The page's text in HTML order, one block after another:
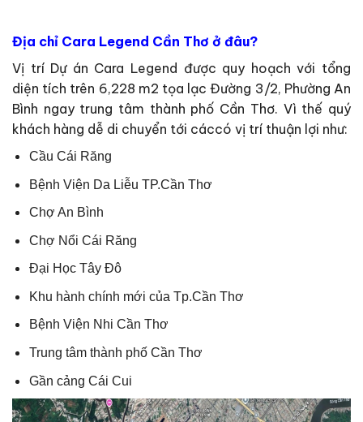
Địa chỉ Cara Legend Cần Thơ ở đâu?
Vị trí Dự án Cara Legend được quy hoạch với tổng
diện tích trên 6,228 m2 tọa lạc Đường 3/2, Phường An
Bình ngay trung tâm thành phố Cần Thơ. Vì thế quý
khách hàng dễ di chuyển tới cáccó vị trí thuận lợi như:
Cầu Cái Răng
Bệnh Viện Da Liễu TP.Cần Thơ
Chợ An Bình
Chợ Nổi Cái Răng
Đại Học Tây Đô
Khu hành chính mới của Tp.Cần Thơ
Bệnh Viện Nhi Cần Thơ
Trung tâm thành phố Cần Thơ
Gần cảng Cái Cui